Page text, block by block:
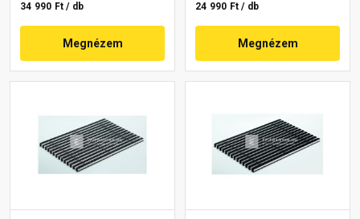
34 990 Ft / db
Megnézem
24 990 Ft / db
Megnézem